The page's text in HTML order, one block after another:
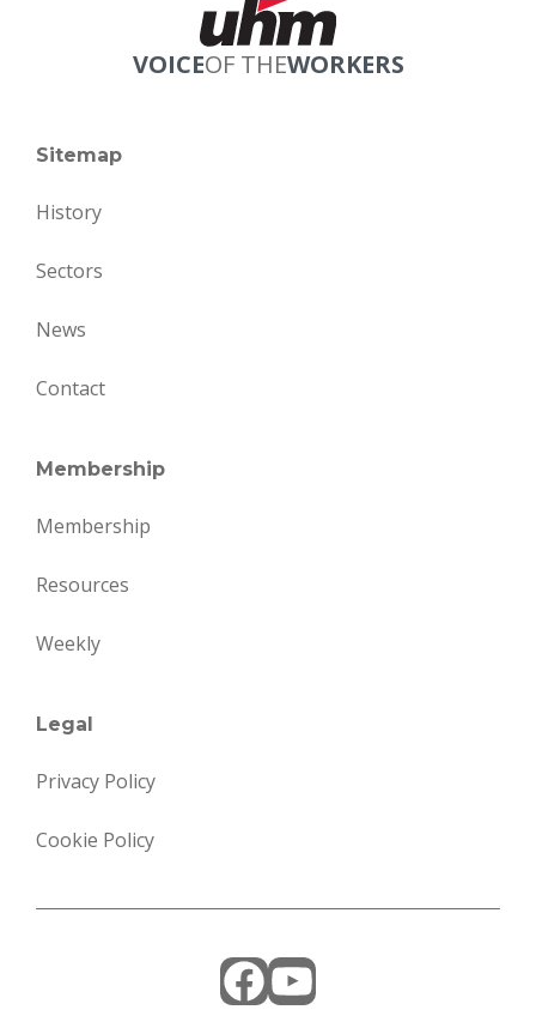
VOICEOF THEWORKERS
Sitemap
History
Sectors
News
Contact
Membership
Membership
Resources
Weekly
Legal
Privacy Policy
Cookie Policy
Facebook
YouTube